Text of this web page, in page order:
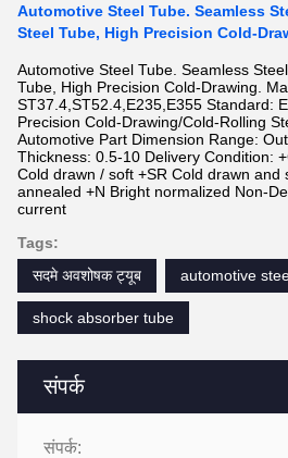
संपर्क
संपर्क:
Automotive Steel Tube. Seamless
Steel Tube, High Precision Cold-
Automotive Steel Tube. Seamless
Tube, High Precision Cold-Drawing.
ST37.4,ST52.4,E235,E355 Standard:
Precision Cold-Drawing/Cold-Rolling
Automotive Part Dimension Range:
Thickness: 0.5-10 Delivery Condition:
Cold drawn / soft +SR Cold drawn and
annealed +N Bright normalized Non-
current
Tags:
सदमे अवशोषक ट्यूब
automotive
shock absorber tube